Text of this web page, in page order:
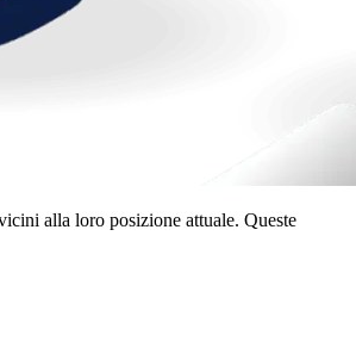
alla loro posizione attuale. Queste